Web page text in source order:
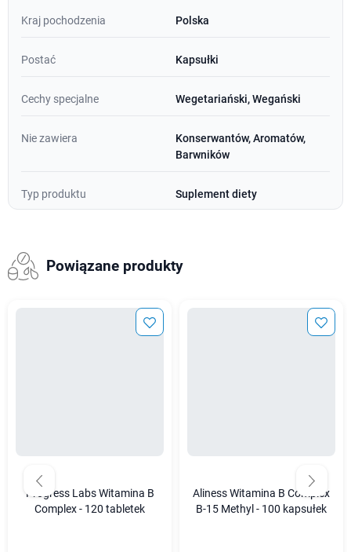
Kraj pochodzenia Polska
Postać Kapsułki
Cechy specjalne Wegetariański, Wegański
Nie zawiera
Konserwantów, Aromatów,
Barwników
Typ produktu Suplement diety
Powiązane produkty
Progress Labs Witamina B
Complex - 120 tabletek
Aliness Witamina B Complex
B-15 Methyl - 100 kapsułek